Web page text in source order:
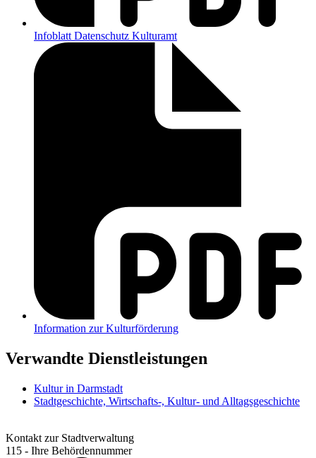
Infoblatt Datenschutz Kulturamt
Information zur Kulturförderung
Verwandte Dienstleistungen
Kultur in Darmstadt
Stadtgeschichte, Wirtschafts-, Kultur- und Alltagsgeschichte
Kontakt zur Stadtverwaltung
115 - Ihre Behördennummer